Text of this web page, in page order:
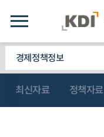
경제정책정보
최신자료 정책자료